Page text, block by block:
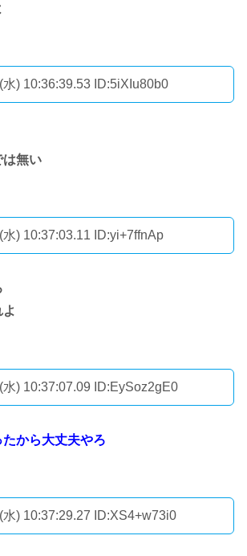
) 10:36:39.53 ID:5iXIu80b0
は無い
) 10:37:03.11 ID:yi+7ffnAp
) 10:37:07.09 ID:EySoz2gE0
から大丈夫やろ
) 10:37:29.27 ID:XS4+w73i0